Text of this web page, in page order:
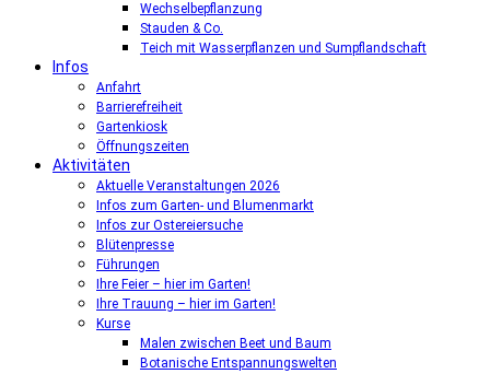
Wechselbepflanzung
Stauden & Co.
Teich mit Wasserpflanzen und Sumpflandschaft
Infos
Anfahrt
Barrierefreiheit
Gartenkiosk
Öffnungszeiten
Aktivitäten
Aktuelle Veranstaltungen 2026
Infos zum Garten- und Blumenmarkt
Infos zur Ostereiersuche
Blütenpresse
Führungen
Ihre Feier – hier im Garten!
Ihre Trauung – hier im Garten!
Kurse
Malen zwischen Beet und Baum
Botanische Entspannungswelten